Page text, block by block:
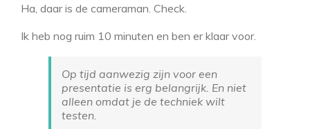
Ha, daar is de cameraman. Check.
Ik heb nog ruim 10 minuten en ben er klaar voor.
Op tijd aanwezig zijn voor een
presentatie is erg belangrijk. En niet
alleen omdat je de techniek wilt
testen.